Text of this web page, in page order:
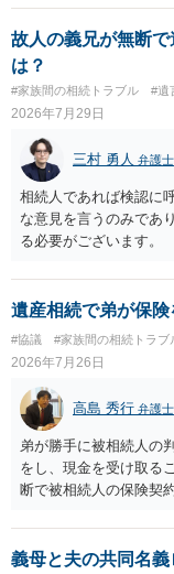
方の訴訟の主張及び立
医師の意見書、筆跡鑑
はありますが、 ・伯母
様の意に反する遺産分
であること からすると
性はそれほど高くない
言えると思います。
故人の義兄が無断
は？
#家族間の相続トラブル #遺
2026年7月29日
三村 勇人 弁護士
相続人であれば検認に
な意見を言うのみであ
る必要がございます。
遺産相続で弟が保
#協議 #家族間の相続トラブ
2026年7月26日
高島 秀行 弁護士
弟が勝手に被相続人の
をし、現金を受け取る
断で被相続人の保険契
された書類のコピーを
相談 されたら良いと思
義母と夫の共同名